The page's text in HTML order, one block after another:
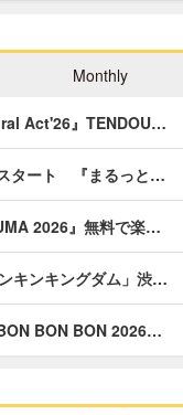
Monthly
Act'26』TENDOU…
タート 『まるっと…
2026』無料で楽…
キンキングダム」渋…
BON BON 2026…